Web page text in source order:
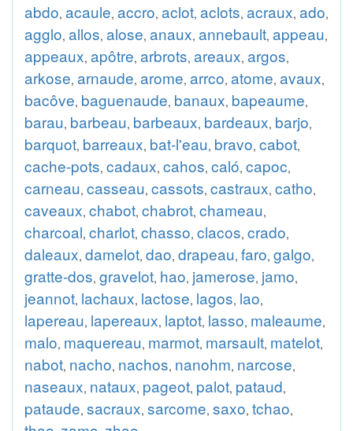
abdo, acaule, accro, aclot, aclots, acraux, ado,
agglo, allos, alose, anaux, annebault, appeau,
appeaux, apôtre, arbrots, areaux, argos,
arkose, arnaude, arome, arrco, atome, avaux,
bacôve, baguenaude, banaux, bapeaume,
barau, barbeau, barbeaux, bardeaux, barjo,
barquot, barreaux, bat-l'eau, bravo, cabot,
cache-pots, cadaux, cahos, caló, capoc,
carneau, casseau, cassots, castraux, catho,
caveaux, chabot, chabrot, chameau,
charcoal, charlot, chasso, clacos, crado,
daleaux, damelot, dao, drapeau, faro, galgo,
gratte-dos, gravelot, hao, jamerose, jamo,
jeannot, lachaux, lactose, lagos, lao,
lapereau, lapereaux, laptot, lasso, maleaume,
malo, maquereau, marmot, marsault, matelot,
nabot, nacho, nachos, nanohm, narcose,
naseaux, nataux, pageot, palot, pataud,
pataude, sacraux, sarcome, saxo, tchao,